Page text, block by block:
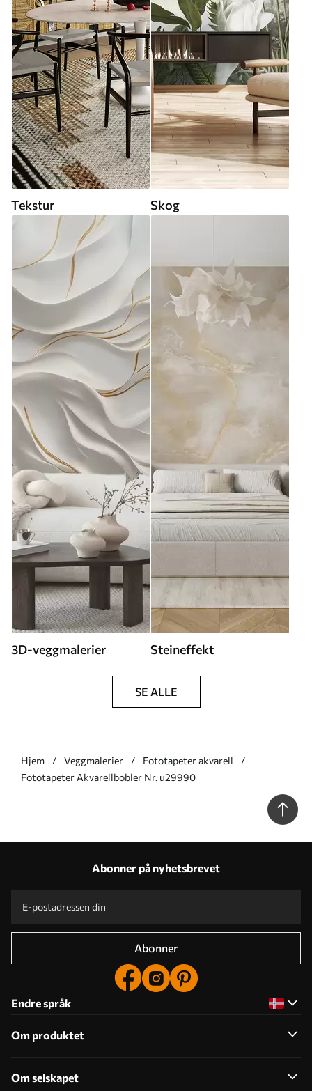
Tekstur Skog
3D-veggmalerier Steineffekt
SE ALLE
Hjem Veggmalerier
Fototapeter akvarell
Fototapeter Akvarellbobler Nr. u29990
Abonner på nyhetsbrevet
Abonner
Endre språk
Om produktet
Om selskapet